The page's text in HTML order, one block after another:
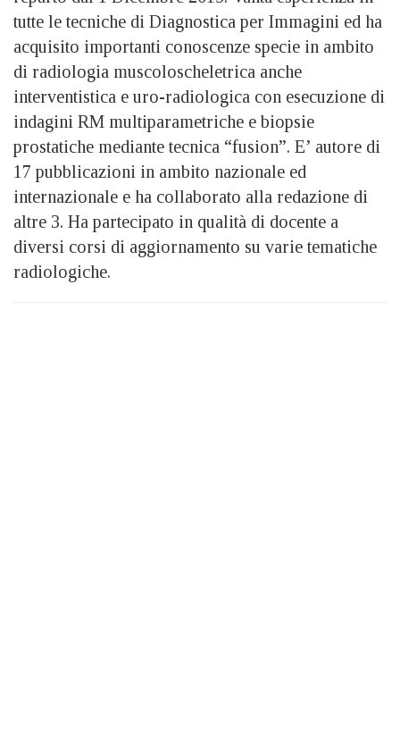
tutte le tecniche di Diagnostica per Immagini ed ha
acquisito importanti conoscenze specie in ambito
di radiologia muscoloscheletrica anche
interventistica e uro-radiologica con esecuzione di
indagini RM multiparametriche e biopsie
prostatiche mediante tecnica “fusion”. E’ autore di
17 pubblicazioni in ambito nazionale ed
internazionale e ha collaborato alla redazione di
altre 3. Ha partecipato in qualità di docente a
diversi corsi di aggiornamento su varie tematiche
radiologiche.